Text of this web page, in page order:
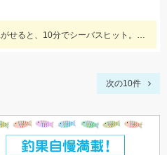
開始早々釣れたサッパを泳がせると、10分でシーバスヒット。その後粘るも肝心のアオリイカが釣れない。
次の10件